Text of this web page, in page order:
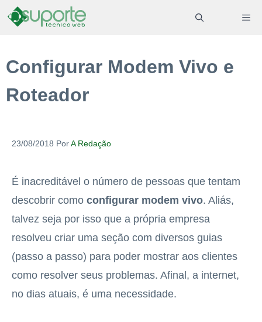
Pular
para
conteúdo
Configurar Modem Vivo e
Roteador
23/08/2018 PorA Redação
É inacreditável o número de pessoas que tentam
descobrir como configurar modem vivo. Aliás,
talvez seja por isso que a própria empresa
resolveu criar uma seção com diversos guias
(passo a passo) para poder mostrar aos clientes
como resolver seus problemas. Afinal, a internet,
no dias atuais, é uma necessidade.